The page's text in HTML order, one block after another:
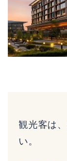
観光客は
い。